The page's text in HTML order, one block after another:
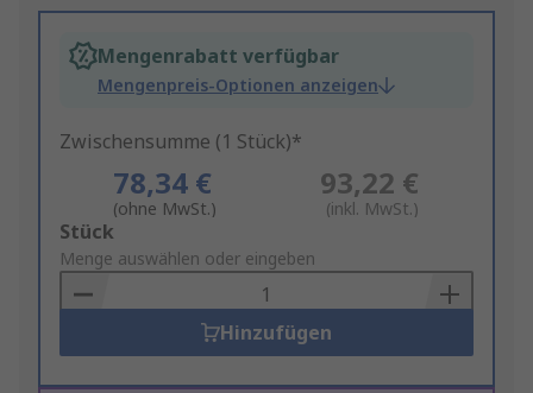
Mengenrabatt verfügbar
Mengenpreis-Optionen anzeigen
Zwischensumme (1 Stück)*
78,34 €
(ohne MwSt.)
93,22 €
(inkl. MwSt.)
Add
to
Basket
Stück
Menge auswählen oder eingeben
Hinzufügen